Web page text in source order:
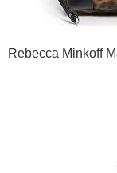
Rebecca Minkoff